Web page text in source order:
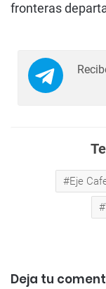
fronteras
Eje
Deja tu